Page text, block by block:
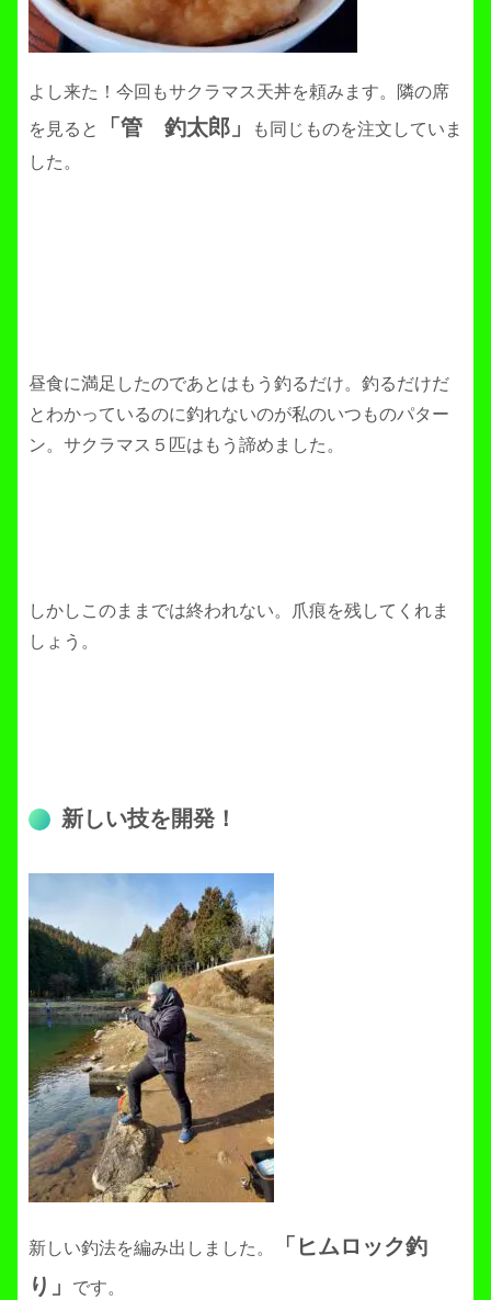
よし来た！今回もサクラマス天丼を頼みます。隣の席
を見ると
「管 釣太郎」
も同じものを注文していま
した。
昼食に満足したのであとはもう釣るだけ。釣るだけだ
とわかっているのに釣れないのが私のいつものパター
ン。サクラマス５匹はもう諦めました。
しかしこのままでは終われない。爪痕を残してくれま
しょう。
新しい技を開発！
新しい釣法を編み出しました。
「ヒムロック釣
り」
です。